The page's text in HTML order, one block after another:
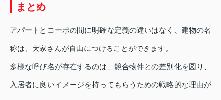
まとめ
アパートとコーポの間に明確な定義の違いはなく、建物の名
称は、大家さんが自由につけることができます。
多様な呼び名が存在するのは、競合物件との差別化を図り、
入居者に良いイメージを持ってもらうための戦略的な理由が